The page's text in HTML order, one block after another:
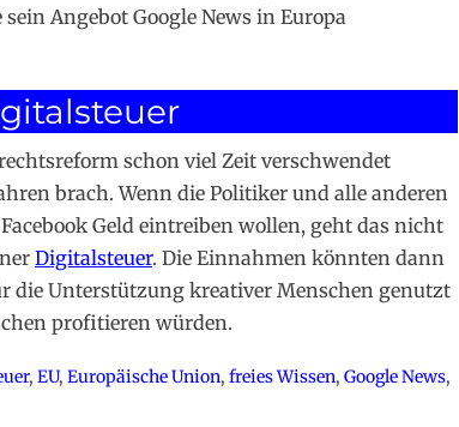
Angebot Google News in Europa
schon viel Zeit verschwendet
brach. Wenn die Politiker und alle anderen
Geld eintreiben wollen, geht das nicht
Digitalsteuer. Die Einnahmen könnten dann
die Unterstützung kreativer Menschen genutzt
profitieren würden.
, EU, Europäische Union, freies Wissen, Google News,